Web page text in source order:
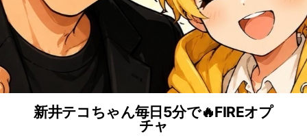
新井テコちゃん毎日5分で🔥FIREオプ
チャ